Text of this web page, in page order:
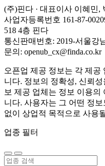
(주)핀다 · 대표이사 이혜민,
사업자등록번호 161-87-
518 4층 핀다
통신판매번호: 2019-서울강
문의: openub_cx@finda.co.kr
오픈업 제공 정보는 각 제공
니다. 정보의 정확성, 신뢰
보 제공 업체는 정보 이용
니다. 사용자는 그 어떤 정
없이 상업적 목적으로 사용
업종 필터